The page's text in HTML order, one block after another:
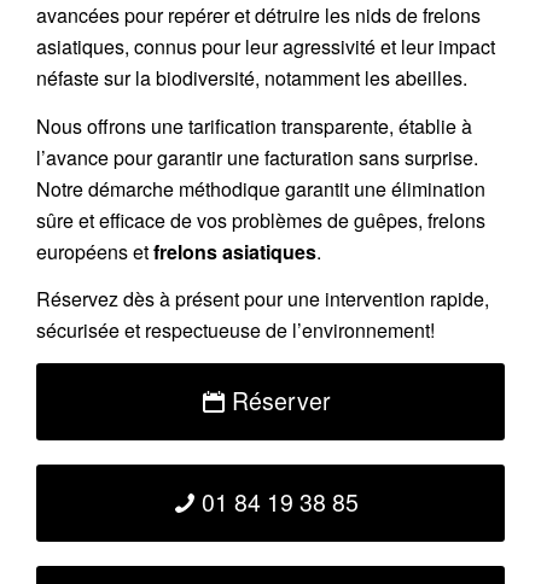
avancées pour repérer et détruire les nids defrelons
asiatiques, connus pour leur agressivité et leur impact
néfaste sur la biodiversité, notamment les abeilles.
Nous offrons unetarification transparente, établie à
l’avance pour garantir une facturation sans surprise.
Notre démarche méthodique garantit une élimination
sûre et efficace de vos problèmes de guêpes, frelons
européens etfrelons asiatiques.
Réservezdès à présent pour une intervention rapide,
sécurisée et respectueuse de l’environnement!
Réserver
01 84 19 38 85